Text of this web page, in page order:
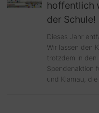
hoffentlich
der Schule!
Dieses Jahr
Wir lassen den
trotzdem in den
Spendenaktion
und Klamau,